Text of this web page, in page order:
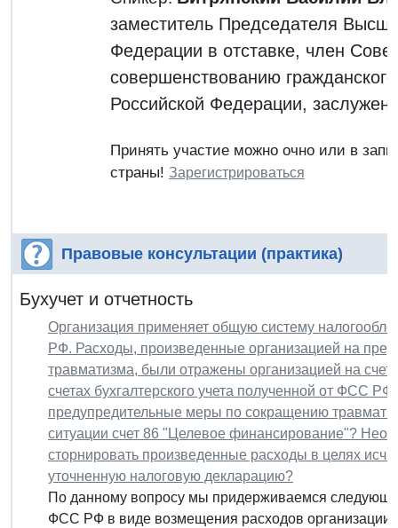
заместитель Председателя
Федерации в отставке, член
совершенствованию
Российской Федерации,
Принять участие можно очно или в
страны! Зарегистрироваться
Правовые консультации (практика)
Бухучет и отчетность
Организация применяет общую систему
РФ. Расходы, произведенные организацией на
травматизма, были отражены организацией на
счетах бухгалтерского учета полученной от ФСС
предупредительные меры по сокращению
ситуации счет 86 "Целевое финансирование"?
сторнировать произведенные расходы в целях
уточненную налоговую декларацию?
По данному вопросу мы придерживаемся
ФСС РФ в виде возмещения расходов